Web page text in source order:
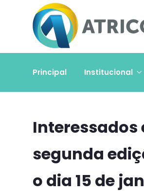
Principal Institucional
segunda
o dia 15 de